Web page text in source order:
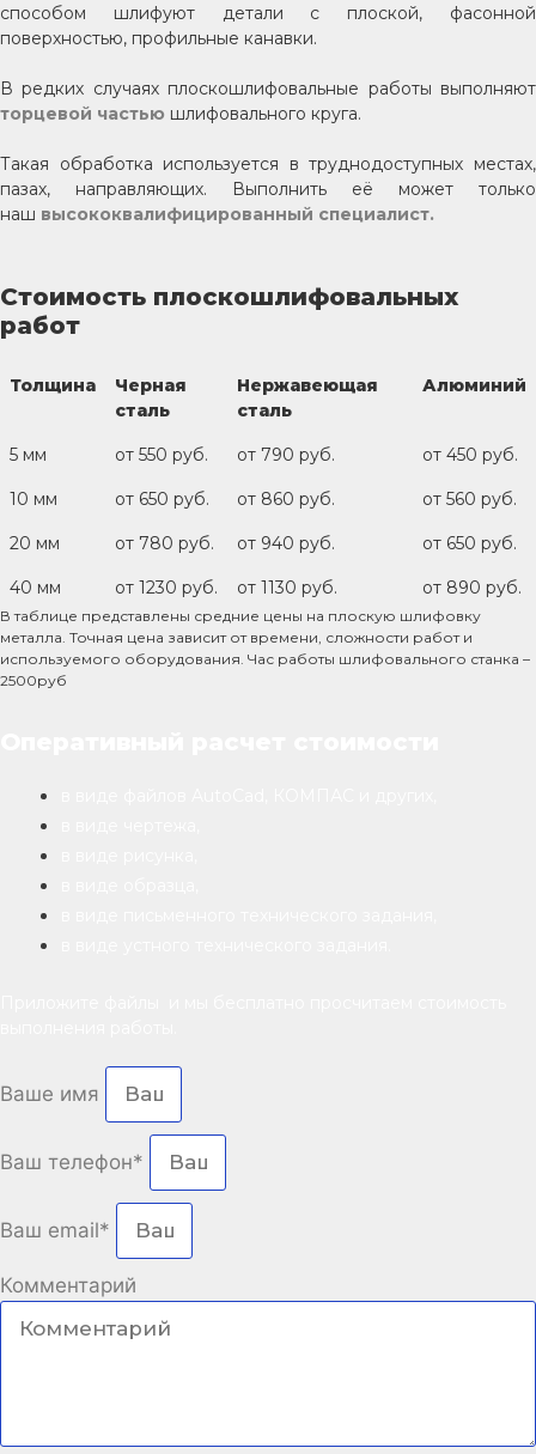
способом шлифуют детали с плоской, фасонной
поверхностью, профильные канавки.
В редких случаях плоскошлифовальные работы выполняют
торцевой частью шлифовального круга.
Такая обработка используется в труднодоступных местах,
пазах, направляющих. Выполнить её может только
наш высококвалифицированный специалист.
Стоимость плоскошлифовальных
работ
Толщина
Черная
сталь
Нержавеющая
сталь
Алюминий
5 мм от 550 руб. от 790 руб. от 450 руб.
10 мм от 650 руб. от 860 руб. от 560 руб.
20 мм от 780 руб. от 940 руб. от 650 руб.
40 мм от 1230 руб. от 1130 руб. от 890 руб.
В таблице представлены средние цены на плоскую шлифовку
металла. Точная цена зависит от времени, сложности работ и
используемого оборудования. Час работы шлифовального станка –
2500руб
Ваше имя
Ваш телефон*
Ваш email*
Комментарий